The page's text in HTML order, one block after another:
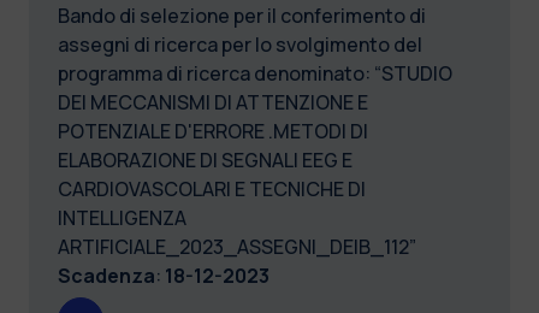
Bando di selezione per il conferimento di
assegni di ricerca per lo svolgimento del
programma di ricerca denominato: “STUDIO
DEI MECCANISMI DI ATTENZIONE E
POTENZIALE D'ERRORE .METODI DI
ELABORAZIONE DI SEGNALI EEG E
CARDIOVASCOLARI E TECNICHE DI
INTELLIGENZA
ARTIFICIALE_2023_ASSEGNI_DEIB_112”
Scadenza: 18-12-2023